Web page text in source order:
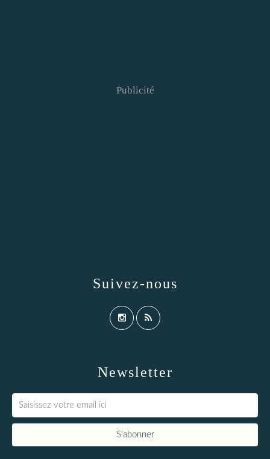
Newsletter
Publicité
Suivez-nous